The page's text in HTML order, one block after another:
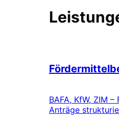
BAFA, KfW, ZIM
Anträge